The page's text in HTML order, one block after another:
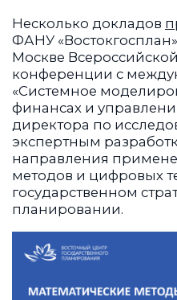
Несколько докладов
ФАНУ
Москве
конференции с
«Системное
финансах и
директора по
экспертным
направления
методов и цифровых
государственном
планировании.